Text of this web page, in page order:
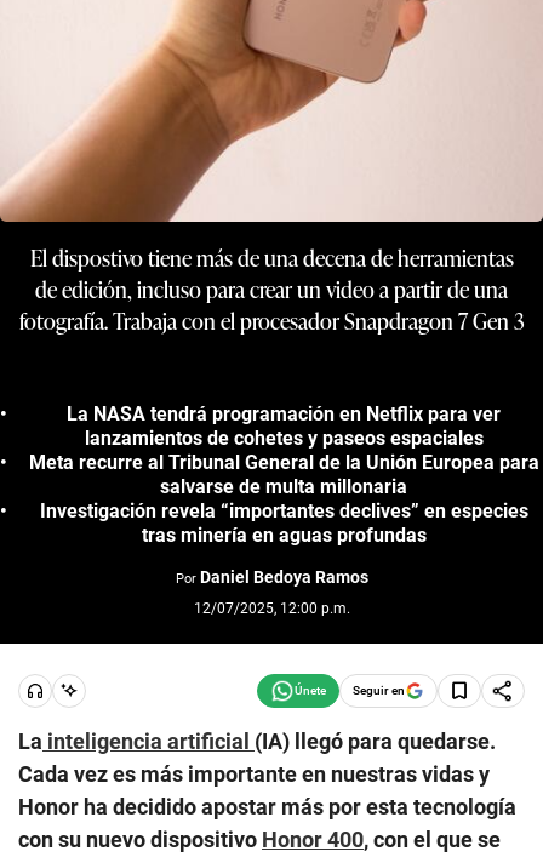
El dispostivo tiene más de una decena de herramientas
de edición, incluso para crear un video a partir de una
fotografía. Trabaja con el procesador Snapdragon 7 Gen 3
La NASA tendrá programación en Netflix para ver
lanzamientos de cohetes y paseos espaciales
Meta recurre al Tribunal General de la Unión Europea para
salvarse de multa millonaria
Investigación revela “importantes declives” en especies
tras minería en aguas profundas
Por Daniel Bedoya Ramos
12/07/2025, 12:00 p.m.
Seguir en
La inteligencia artificial (IA) llegó para quedarse.
Cada vez es más importante en nuestras vidas y
Honor ha decidido apostar más por esta tecnología
con su nuevo dispositivo Honor 400, con el que se